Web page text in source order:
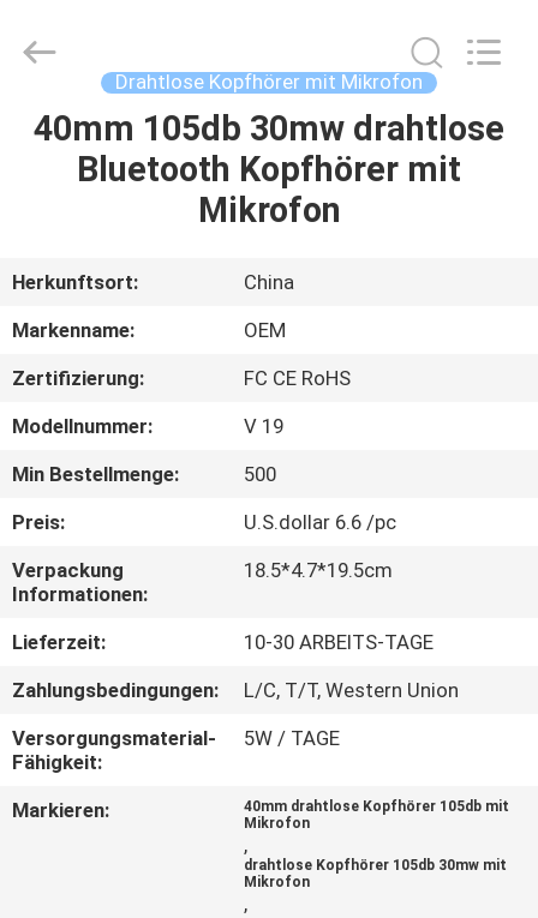
HAUS
ÜBER
UNS
FABRIK-
AUSFLUG
QUALITÄTSKONTROLLE
TRETEN
SIE
MIT
IN
VERBINDUNG
Co,ltd.
Drahtlose Kopfhörer mit Mikrofon
40mm 105db 30mw drahtlose
Bluetooth Kopfhörer mit
Mikrofon
Herkunftsort:
China
Markenname:
OEM
Zertifizierung:
FC CE RoHS
Modellnummer:
V 19
Min Bestellmenge:
500
Preis:
U.S.dollar 6.6 /pc
Verpackung
Informationen:
18.5*4.7*19.5cm
Lieferzeit:
10-30 ARBEITS-TAGE
Zahlungsbedingungen:
L/C, T/T, Western Union
Versorgungsmaterial-
Fähigkeit:
5W / TAGE
Markieren:
40mm drahtlose Kopfhörer 105db mit
Mikrofon
,
drahtlose Kopfhörer 105db 30mw mit
Mikrofon
,